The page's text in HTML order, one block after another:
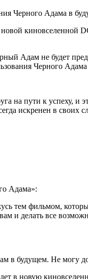
Черного Адама в
киновселенной
Адам не будет
Черного
пути к успеху, и
искренен в
Адама»:
тем фильмом,
и делать все
будущем. Не могу
в новую